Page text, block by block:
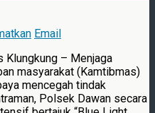
Email
– Menjaga
masyarakat (Kamtibmas)
mencegah tindak
Polsek Dawan secara